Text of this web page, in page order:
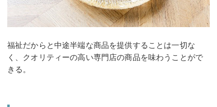
福祉だからと中途半端な商品を提供することは一切な
く、クオリティーの高い専門店の商品を味わうことがで
きる。